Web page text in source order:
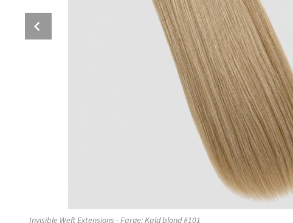
Invisible Weft Extensions - Farge: Kald blond #101